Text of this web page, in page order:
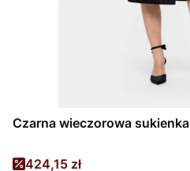
Czarna wieczorowa sukienka
Cena promocyjna
424,15 zł